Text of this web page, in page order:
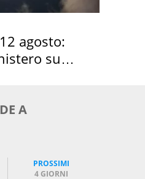
agosto:
su